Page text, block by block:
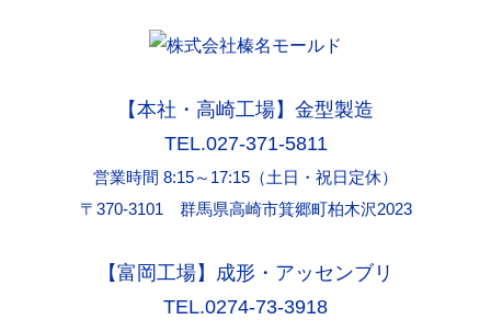
【本社・高崎工場】金型製造
TEL.027-371-5811
営業時間 8:15～17:15（土日・祝日定休）
〒370-3101 群馬県高崎市箕郷町柏木沢2023
【富岡工場】成形・アッセンブリ
TEL.0274-73-3918